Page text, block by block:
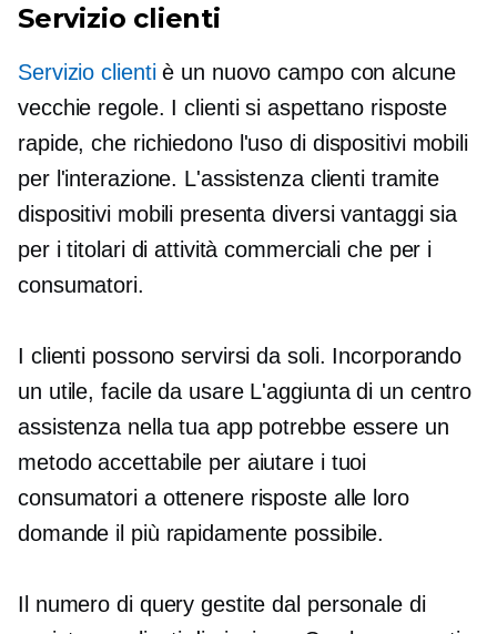
Servizio clienti
Servizio clientiè un nuovo campo con alcune
vecchie regole. I clienti si aspettano risposte
rapide, che richiedono l'uso di dispositivi mobili
per l'interazione. L'assistenza clienti tramite
dispositivi mobili presenta diversi vantaggi sia
per i titolari di attività commerciali che per i
consumatori.
I clienti possono servirsi da soli. Incorporando
un utile,facile da usareL'aggiunta di un centro
assistenza nella tua app potrebbe essere un
metodo accettabile per aiutare i tuoi
consumatori a ottenere risposte alle loro
domande il più rapidamente possibile.
Il numero di query gestite dal personale di